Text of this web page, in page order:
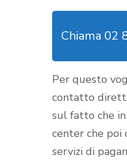
Chiama 02
Per questo
contatto
sul fatto che
center che poi
servizi di